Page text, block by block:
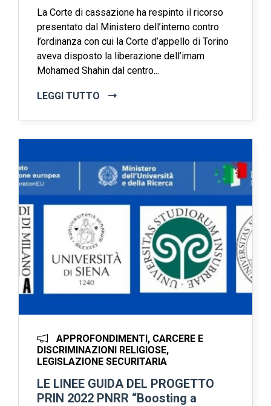
La Corte di cassazione ha respinto il ricorso
presentato dal Ministero dell’interno contro
l’ordinanza con cui la Corte d’appello di Torino
aveva disposto la liberazione dell’imam
Mohamed Shahin dal centro...
LEGGI TUTTO
APPROFONDIMENTI, CARCERE E
DISCRIMINAZIONI RELIGIOSE,
LEGISLAZIONE SECURITARIA
LE LINEE GUIDA DEL PROGETTO
PRIN 2022 PNRR “Boosting a